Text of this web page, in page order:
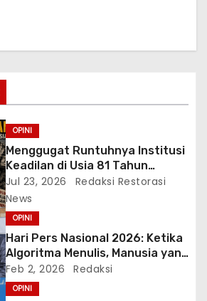
OPINI
Menggugat Runtuhnya Institusi
Keadilan di Usia 81 Tahun
Republik Indonesia
Jul 23, 2026
Redaksi Restorasi
News
OPINI
​Hari Pers Nasional 2026: Ketika
Algoritma Menulis, Manusia yang
Memberi Jiwa
Feb 2, 2026 Redaksi
OPINI